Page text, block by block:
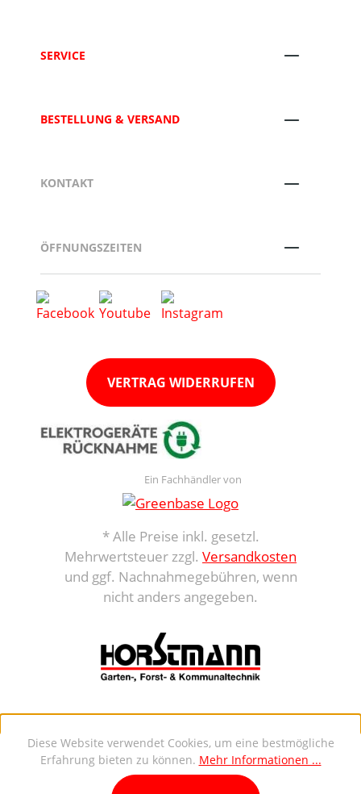
SERVICE
BESTELLUNG & VERSAND
KONTAKT
ÖFFNUNGSZEITEN
VERTRAG WIDERRUFEN
Ein Fachhändler von
* Alle Preise inkl. gesetzl.
Mehrwertsteuer zzgl. Versandkosten
und ggf. Nachnahmegebühren, wenn
nicht anders angegeben.
Diese Website verwendet Cookies, um eine bestmögliche
Erfahrung bieten zu können. Mehr Informationen ...